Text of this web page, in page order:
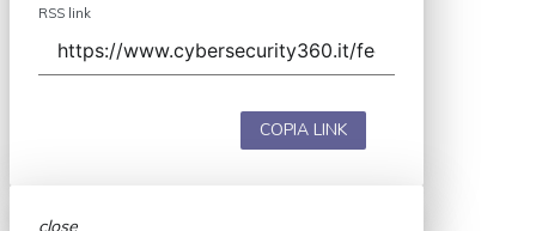
RSS link
COPIA LINK